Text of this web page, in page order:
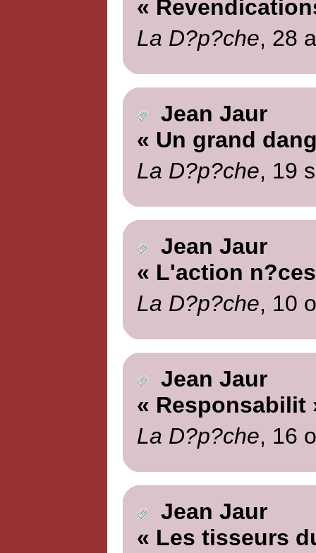
«
La D?p?che, 28
Jean Jaur
« Un grand
La D?p?che, 19
Jean Jaur
« L'action
La D?p?che, 10
Jean Jaur
« Responsabilit
La D?p?che, 16
Jean Jaur
« Les tisseurs